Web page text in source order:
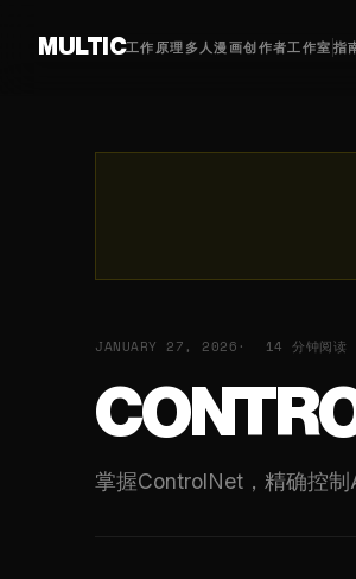
MULTIC工作原理 多人漫画创作者工作室 指
JANUARY 27, 2026 14 分钟阅读
掌握ControlNet，精确控制